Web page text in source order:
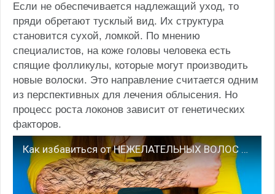
Если не обеспечивается надлежащий уход, то
пряди обретают тусклый вид. Их структура
становится сухой, ломкой. По мнению
специалистов, на коже головы человека есть
спящие фолликулы, которые могут производить
новые волоски. Это направление считается одним
из перспективных для лечения облысения. Но
процесс роста локонов зависит от генетических
факторов.
Как избавиться от НЕЖЕЛАТЕЛЬНЫХ ВОЛОС навсегда I Лайфхаки по уходу за собой на каждый день